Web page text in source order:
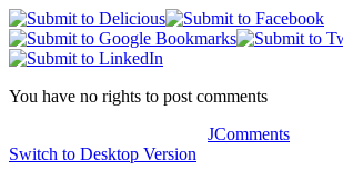
You have no rights to post comments
JComments
Switch to Desktop Version